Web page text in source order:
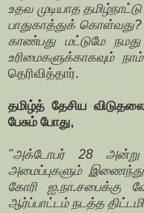
உதவ முடியாத
பாதுகாத்துக் கொள்வது?
காண்பது மட்டுமே நமது
உரிமைகளுக்காகவும்
தெரிவித்தார்.
தமிழ்த் தேசிய
பேசும் போது,
"அக்டோபர் 28 அன்று
அமைப்புகளும்
கோரி ஐ.நா.சபைக்கு
ஆர்ப்பாட்டம் நடத்த